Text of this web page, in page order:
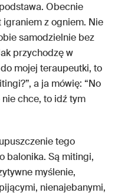
Obecnie
z ogniem. Nie
samodzielnie bez
przychodzę w
mojej teraupeutki, to
a ja mówię: “No
nie chce, to idź tym
tego
balonika. Są mitingi,
myślenie,
nienajebanymi,